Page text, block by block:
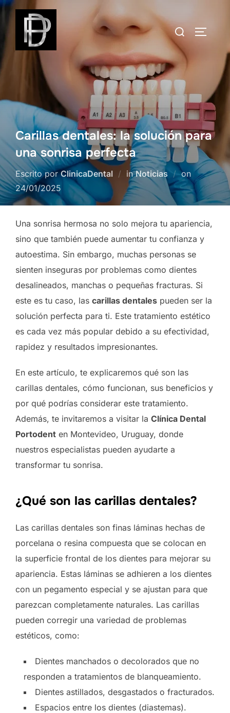
Skip
content
Search
for:
Carillas dentales: la solución para
una sonrisa perfecta
Escrito porClinicaDental inNoticias onPosted
on
24/01/2025
Una sonrisa hermosa no solo mejora tu apariencia,
sino que también puede aumentar tu confianza y
autoestima. Sin embargo, muchas personas se
sienten inseguras por problemas como dientes
desalineados, manchas o pequeñas fracturas. Si
este es tu caso, las carillas dentales pueden ser la
solución perfecta para ti. Este tratamiento estético
es cada vez más popular debido a su efectividad,
rapidez y resultados impresionantes.
En este artículo, te explicaremos qué son las
carillas dentales, cómo funcionan, sus beneficios y
por qué podrías considerar este tratamiento.
Además, te invitaremos a visitar la Clínica Dental
Portodent en Montevideo, Uruguay, donde
nuestros especialistas pueden ayudarte a
transformar tu sonrisa.
¿Qué son las carillas dentales?
Las carillas dentales son finas láminas hechas de
porcelana o resina compuesta que se colocan en
la superficie frontal de los dientes para mejorar su
apariencia. Estas láminas se adhieren a los dientes
con un pegamento especial y se ajustan para que
parezcan completamente naturales. Las carillas
pueden corregir una variedad de problemas
estéticos, como:
Dientes manchados o decolorados que no
responden a tratamientos de blanqueamiento.
Dientes astillados, desgastados o fracturados.
Espacios entre los dientes (diastemas).